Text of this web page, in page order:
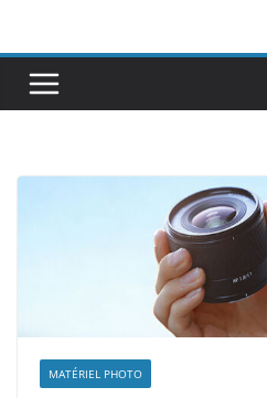
contenu
MATÉRIEL PHOTO